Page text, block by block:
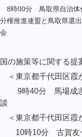
8時00分 鳥取県自治体
分権推進連盟と鳥取県選
会
国の施策等に関する提
＜東京都千代田区霞
9時40分 馬場成
談
＜東京都千代田区霞
10時10分 古賀友